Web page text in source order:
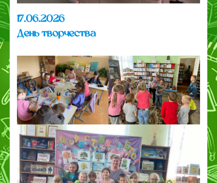
17.06.2026
День творчества